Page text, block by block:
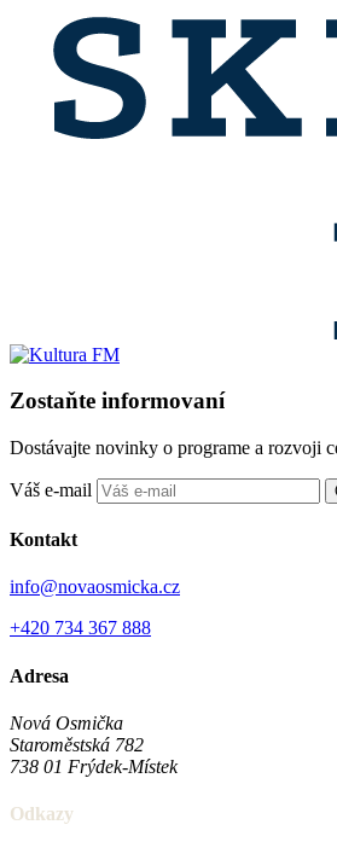
Zostaňte informovaní
Dostávajte novinky o programe a rozvoji
Váš e-mail
Kontakt
info@novaosmicka.cz
+420 734 367 888
Adresa
Nová Osmička
Staroměstská 782
738 01 Frýdek-Místek
Odkazy